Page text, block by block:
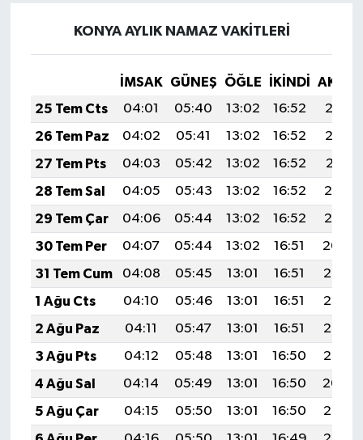
KONYA AYLIK NAMAZ VAKITLERI
İMSAK GÜNEŞ ÖĞLE İKINDI
25 Tem Cts
04:01 05:40 13:02 16:52
20:13
26 Tem Paz
04:02 05:41 13:02 16:52
20:12
27 Tem Pts
04:03 05:42 13:02 16:52
20:11
28 Tem Sal
04:05 05:43 13:02 16:52
20:10
29 Tem Çar
04:06 05:44 13:02 16:52
20:10
30 Tem Per
04:07 05:44 13:02 16:51
20:09
31 Tem Cum
04:08 05:45 13:01 16:51
20:08
1 Ağu Cts
04:10 05:46 13:01 16:51
20:07
2 Ağu Paz
04:11 05:47 13:01 16:51
20:06
3 Ağu Pts
04:12 05:48 13:01 16:50
20:05
4 Ağu Sal
04:14 05:49 13:01 16:50
20:04
5 Ağu Çar
04:15 05:50 13:01 16:50
20:03